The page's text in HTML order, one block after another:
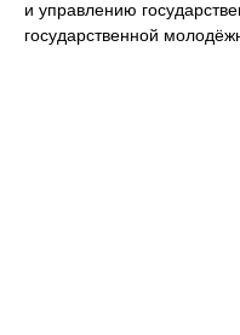
и управлению
государственной